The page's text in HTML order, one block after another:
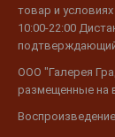
товар и
10:00-22:00
ООО "Галерея
размещенные на